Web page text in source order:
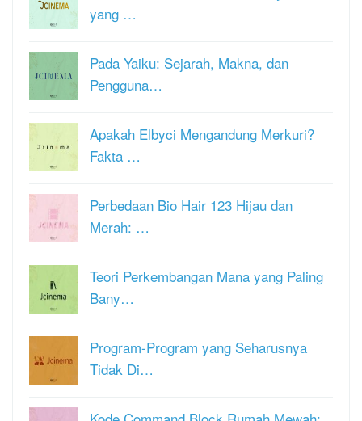
yang …
Pada Yaiku: Sejarah, Makna, dan
Pengguna…
Apakah Elbyci Mengandung Merkuri?
Fakta …
Perbedaan Bio Hair 123 Hijau dan
Merah: …
Teori Perkembangan Mana yang Paling
Bany…
Program-Program yang Seharusnya
Tidak Di…